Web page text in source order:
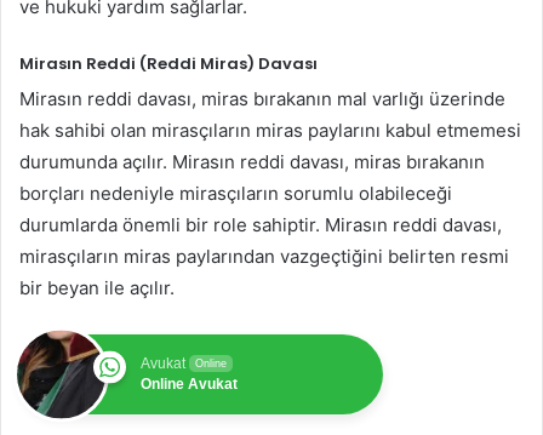
ve hukuki yardım sağlarlar.
Mirasın Reddi (Reddi Miras) Davası
Mirasın reddi davası, miras bırakanın mal varlığı üzerinde
hak sahibi olan mirasçıların miras paylarını kabul etmemesi
durumunda açılır. Mirasın reddi davası, miras bırakanın
borçları nedeniyle mirasçıların sorumlu olabileceği
durumlarda önemli bir role sahiptir. Mirasın reddi davası,
mirasçıların miras paylarından vazgeçtiğini belirten resmi
bir beyan ile açılır.
Avukat Online
Online Avukat